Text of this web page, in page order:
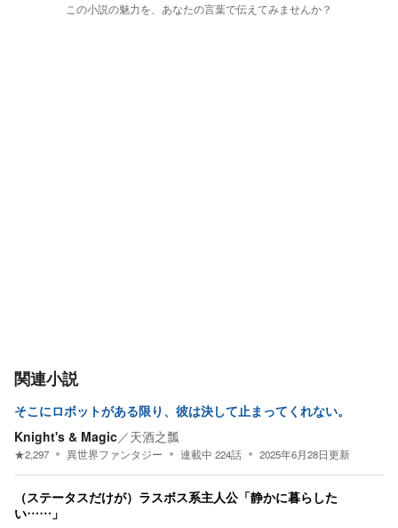
この小説の魅力を、あなたの言葉で伝えてみませんか？
関連小説
そこにロボットがある限り、彼は決して止まってくれない。
Knight's & Magic／天酒之瓢
★2,297 異世界ファンタジー 連載中 224話 2025年6月28日更新
（ステータスだけが）ラスボス系主人公「静かに暮らした
い……」